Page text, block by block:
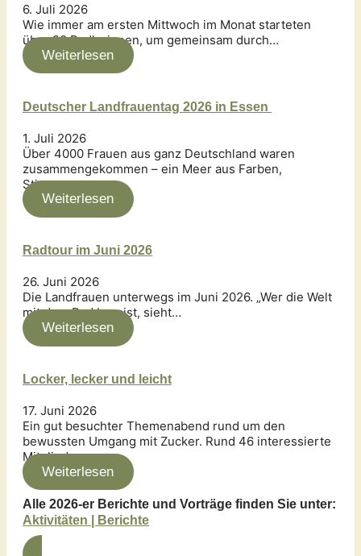
6. Juli 2026
Wie immer am ersten Mittwoch im Monat starteten
über 20 Radlerinnen, um gemeinsam durch…
Weiterlesen
Deutscher Landfrauentag 2026 in Essen
1. Juli 2026
Über 4000 Frauen aus ganz Deutschland waren
zusammengekommen – ein Meer aus Farben,
Stimmen…
Weiterlesen
Radtour im Juni 2026
26. Juni 2026
Die Landfrauen unterwegs im Juni 2026. „Wer die Welt
mit dem Rad bereist, sieht…
Weiterlesen
Locker, lecker und leicht
17. Juni 2026
Ein gut besuchter Themenabend rund um den
bewussten Umgang mit Zucker. Rund 46 interessierte
Mitglieder…
Weiterlesen
Alle 2026-er Berichte und Vorträge finden Sie unter:
Aktivitäten | Berichte